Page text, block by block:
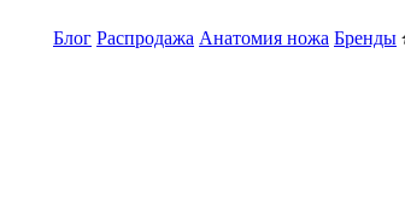
Блог Распродажа Анатомия ножа Бренды